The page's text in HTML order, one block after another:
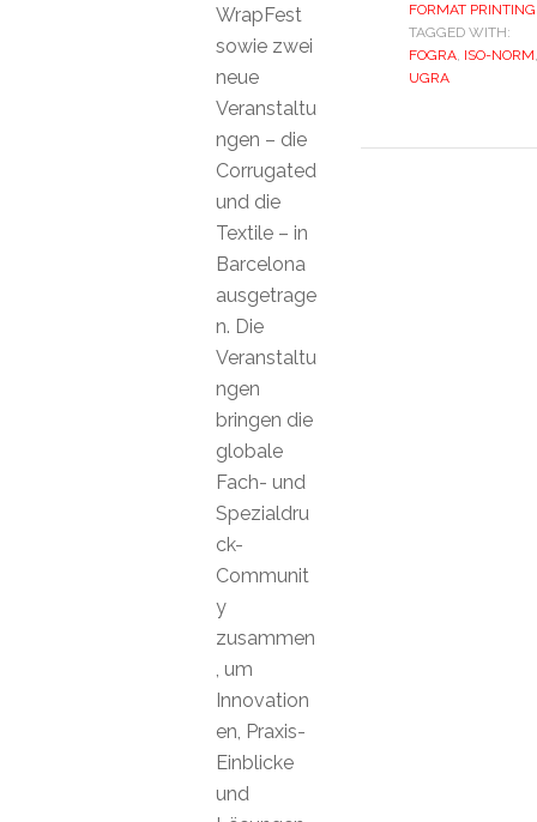
FORMAT PRINTING
TAGGED WITH:
FOGRA, ISO-NORM,
UGRA
WrapFest
sowie zwei
neue
Veranstaltu
ngen – die
Corrugated
und die
Textile – in
Barcelona
ausgetrage
n. Die
Veranstaltu
ngen
bringen die
globale
Fach- und
Spezialdru
ck-
Communit
y
zusammen
, um
Innovation
en, Praxis-
Einblicke
und